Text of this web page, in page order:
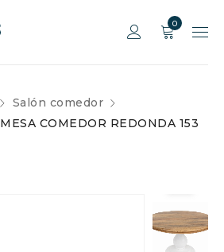
0
Salón comedor
MESA COMEDOR REDONDA 153